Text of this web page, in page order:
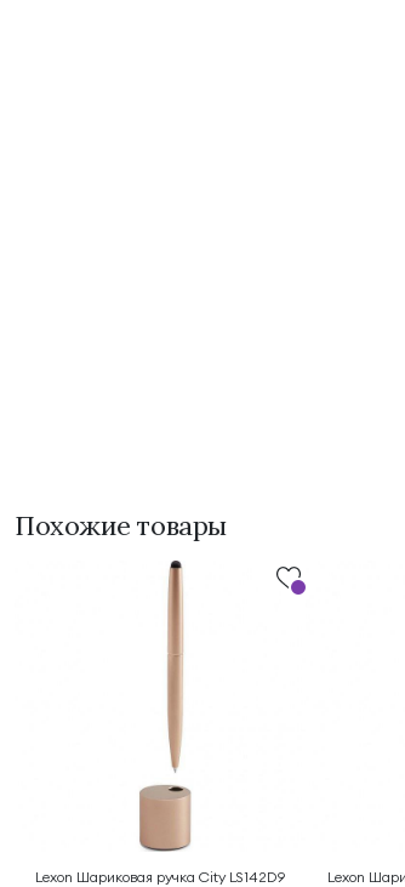
Похожие товары
Lexon Шариковая ручка City LS142D9 Lexon